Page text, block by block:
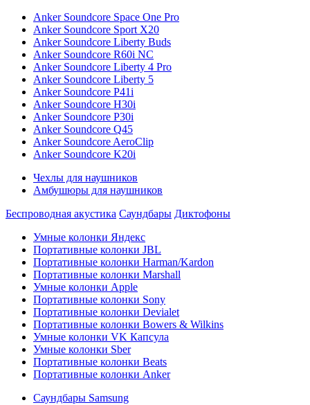
Anker Soundcore Space One Pro
Anker Soundcore Sport X20
Anker Soundcore Liberty Buds
Anker Soundcore R60i NC
Anker Soundcore Liberty 4 Pro
Anker Soundcore Liberty 5
Anker Soundcore P41i
Anker Soundcore H30i
Anker Soundcore P30i
Anker Soundcore Q45
Anker Soundcore AeroClip
Anker Soundcore K20i
Чехлы для наушников
Амбушюры для наушников
Беспроводная акустика Саундбары Диктофоны
Умные колонки Яндекс
Портативные колонки JBL
Портативные колонки Harman/Kardon
Портативные колонки Marshall
Умные колонки Apple
Портативные колонки Sony
Портативные колонки Devialet
Портативные колонки Bowers & Wilkins
Умные колонки VK Капсула
Умные колонки Sber
Портативные колонки Beats
Портативные колонки Anker
Саундбары Samsung